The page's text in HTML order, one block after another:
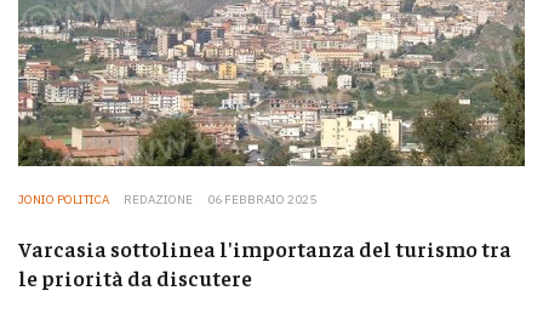
JONIO POLITICA REDAZIONE 06 FEBBRAIO 2025
Varcasia sottolinea l'importanza del turismo tra
le priorità da discutere